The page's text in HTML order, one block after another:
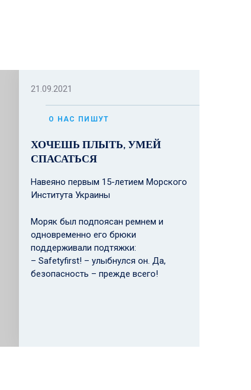
21.09.2021
О НАС ПИШУТ
ХОЧЕШЬ ПЛЫТЬ, УМЕЙ
СПАСАТЬСЯ
Навеяно первым 15-летием Морского
Института Украины
Моряк был подпоясан ремнем и
одновременно его брюки
поддерживали подтяжки:
– Safetyfirst! – улыбнулся он. Да,
безопасность – прежде всего!